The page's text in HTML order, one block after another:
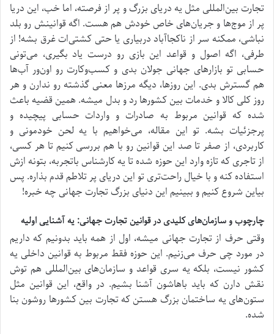
تجارت بین‌المللی مثل یه دریای بزرگ و پر از فرصته، اما خب، این دریا
پر از موج‌ها و جریان‌های خاص خودش هم هست. اگه قوانینش رو بلد
نباشی، ممکنه سر از ناکجاآباد دربیاری یا حتی کشتی‌ات غرق بشه! از
طرفی، اگه اصول و قواعد این بازی رو درست یاد بگیری، می‌تونی
حسابی تو بازارهای جهانی جولان بدی و کسب‌و‌کارت رو اون‌ور آب‌ها
هم گسترش بدی. این روزها، دیگه مرزها معنی گذشته رو ندارن و هر
روز کلی کالا و خدمات بین کشورها رد و بدل میشه. همین قضیه باعث
شده که قوانین مربوط به صادرات و واردات حسابی پیچیده و
پرجزئیات بشه. تو این مقاله، می‌خواهیم با یه لحن خودمونی و
کاربردی، از صفر تا صد این قوانین رو با هم بررسی کنیم تا هر کسی،
از تاجری که تازه وارد این حوزه شده تا یه کارشناس باتجربه، بتونه ازش
استفاده کنه و با خیال راحت‌تری تو این دریای پر تلاطم قدم بذاره. پس
بیاین شروع کنیم و ببینیم این دنیای بزرگ تجارت جهانی چه خبره!
چارچوب و سازمان‌های کلیدی در قوانین تجارت جهانی: یه آشنایی اولیه
وقتی حرف از تجارت جهانی میشه، اول از همه باید بدونیم که داریم
در مورد چی حرف می‌زنیم. این حوزه فقط مربوط به قوانین داخلی یه
کشور نیست، بلکه یه سری قواعد و سازمان‌های بین‌المللی هم توش
نقش دارن که باید باهاشون آشنا بشیم. در واقع، این قوانین مثل
ستون‌های یه ساختمان بزرگ هستن که تجارت بین کشورها روشون بنا
شده.